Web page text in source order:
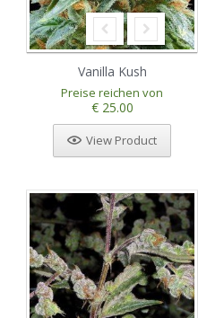
Vanilla Kush
Preise reichen von
€ 25.00
View Product